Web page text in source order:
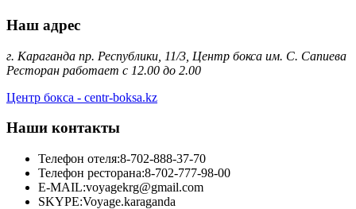
Наш адрес
г. Караганда пр. Республики, 11/3, Центр бокса им. С. Сапиева
Ресторан работает с 12.00 до 2.00
Центр бокса - centr-boksa.kz
Наши контакты
Телефон отеля:8-702-888-37-70
Телефон ресторана:8-702-777-98-00
E-MAIL:voyagekrg@gmail.com
SKYPE:Voyage.karaganda